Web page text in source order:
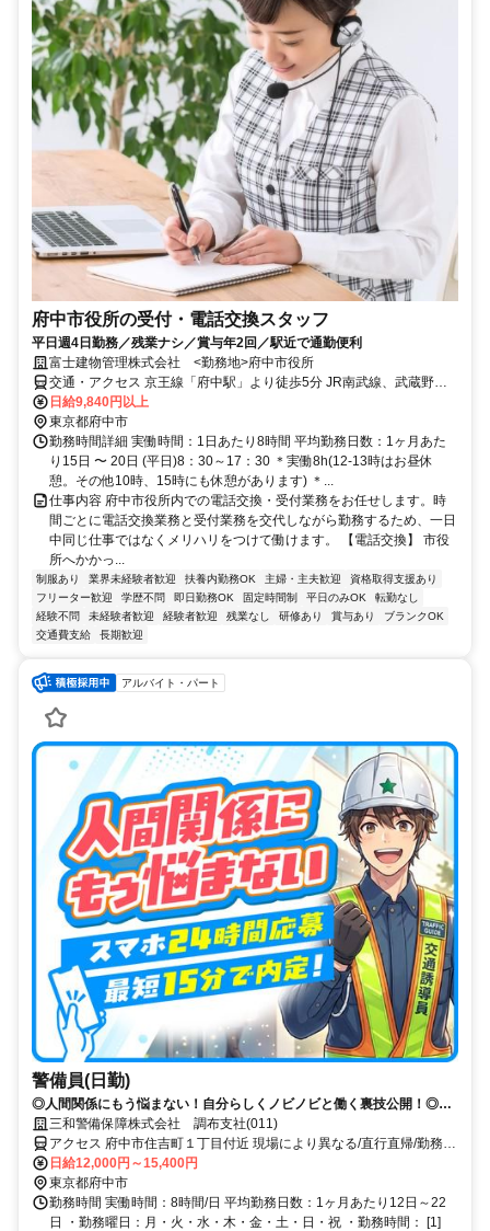
府中市役所の受付・電話交換スタッフ
平日週4日勤務／残業ナシ／賞与年2回／駅近で通勤便利
富士建物管理株式会社 <勤務地>府中市役所
交通・アクセス 京王線「府中駅」より徒歩5分 JR南武線、武蔵野線
「府中本町駅」より徒歩3分
日給9,840円以上
東京都府中市
勤務時間詳細 実働時間：1日あたり8時間 平均勤務日数：1ヶ月あた
り15日 〜 20日 (平日)8：30～17：30 ＊実働8h(12-13時はお昼休
憩。その他10時、15時にも休憩があります) ＊...
仕事内容 府中市役所内での電話交換・受付業務をお任せします。時
間ごとに電話交換業務と受付業務を交代しながら勤務するため、一日
中同じ仕事ではなくメリハリをつけて働けます。 【電話交換】 市役
所へかかっ...
制服あり 業界未経験者歓迎 扶養内勤務OK 主婦・主夫歓迎
資格取得支援あり
フリーター歓迎
学歴不問 即日勤務OK 固定時間制 平日のみOK
転勤なし
経験不問
未経験者歓迎 経験者歓迎 残業なし 研修あり 賞与あり
ブランクOK
交通費支給
長期歓迎
アルバイト・パート
警備員(日勤)
◎人間関係にもう悩まない！自分らしくノビノビと働く裏技公開！◎ス
マホ応募から電話面接で最短15分で内定！
三和警備保障株式会社 調布支社(011)
アクセス 府中市住吉町１丁目付近 現場により異なる/直行直帰/勤務地
相談可 ■週3日～■電話面接■即日勤務
日給12,000円～15,400円
東京都府中市
勤務時間 実働時間：8時間/日 平均勤務日数：1ヶ月あたり12日～22
日 ・勤務曜日：月・火・水・木・金・土・日・祝 ・勤務時間： [1]